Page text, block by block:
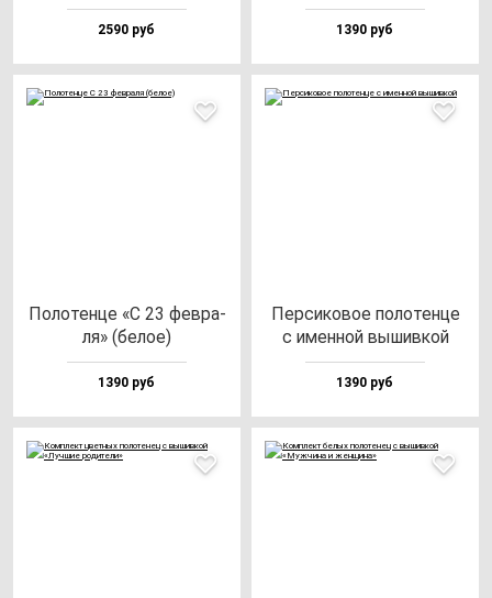
2590 руб 1390 руб
Поло­тен­це «С 23 фев­ра­
ля» (бе­лое)
1390 руб
Пер­си­ко­вое по­ло­тен­це
с имен­ной вы­шив­кой
1390 руб